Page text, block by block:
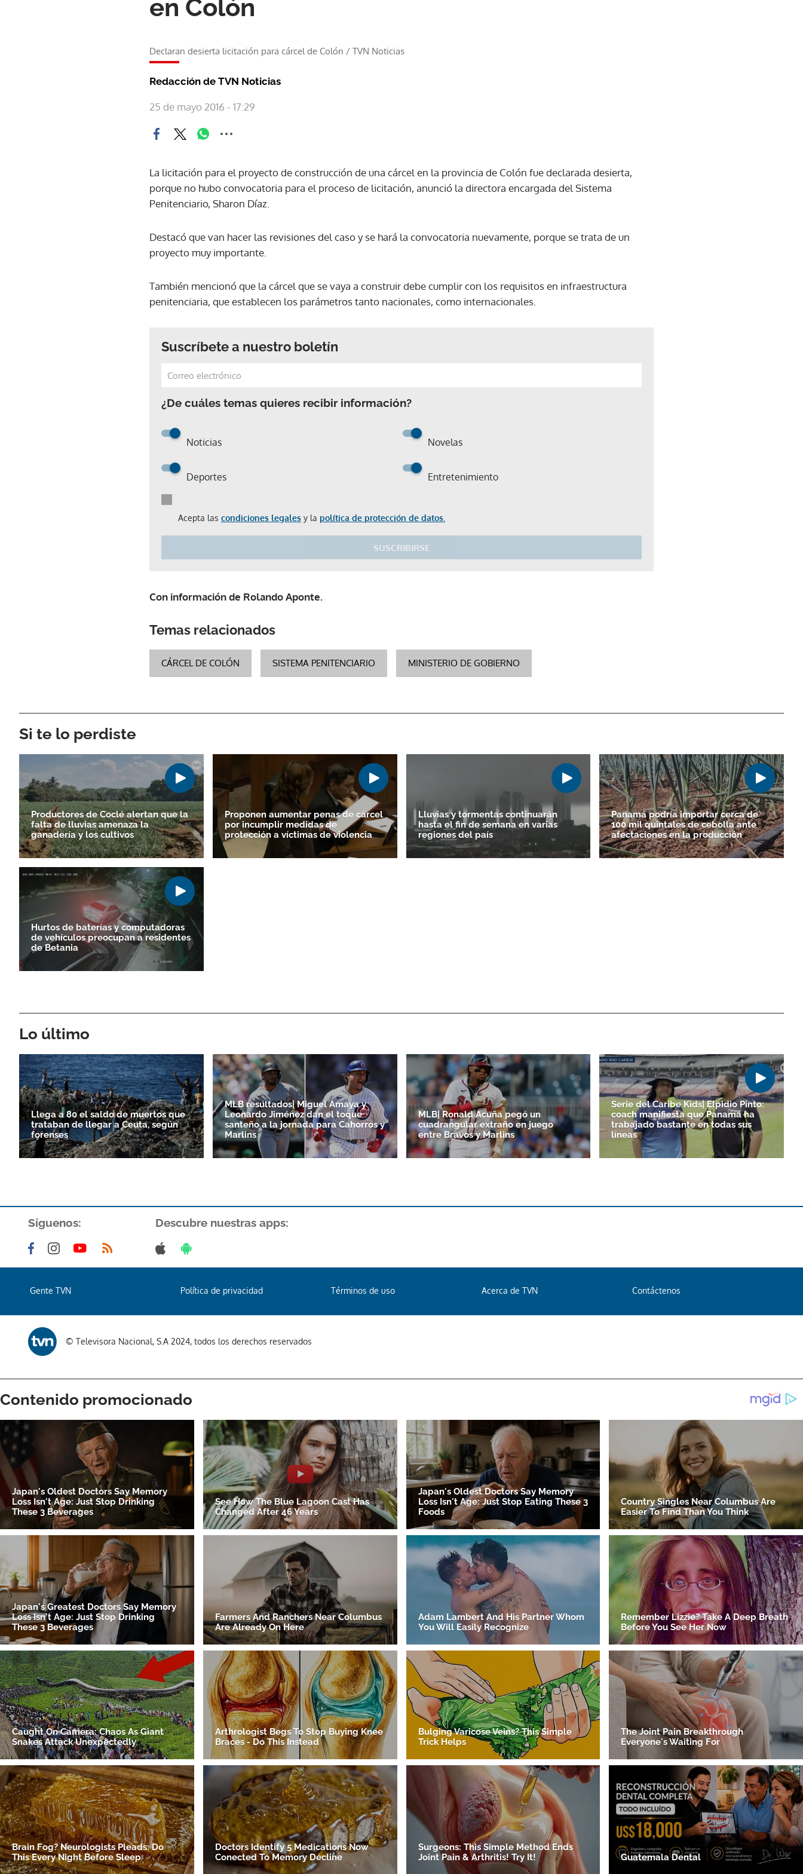
en Colón
Declaran desierta licitación para cárcel de Colón / TVN Noticias
Redacción de TVN Noticias
25 de mayo 2016 - 17:29
La licitación para el proyecto de construcción de una cárcel en la provincia de Colón fue declarada desierta,
porque no hubo convocatoria para el proceso de licitación, anunció la directora encargada del Sistema
Penitenciario, Sharon Díaz.
Destacó que van hacer las revisiones del caso y se hará la convocatoria nuevamente, porque se trata de un
proyecto muy importante.
También mencionó que la cárcel que se vaya a construir debe cumplir con los requisitos en infraestructura
penitenciaria, que establecen los parámetros tanto nacionales, como internacionales.
Suscríbete a nuestro boletín
¿De cuáles temas quieres recibir información?
Noticias Novelas
Deportes Entretenimiento
Acepta las condiciones legales y la política de protección de datos.
SUSCRIBIRSE
Gracias por suscribirte a nuestro boletín.
Con información de Rolando Aponte.
Temas relacionados
CÁRCEL DE COLÓN SISTEMA PENITENCIARIO MINISTERIO DE GOBIERNO
Si te lo perdiste
Productores de Coclé alertan que la
falta de lluvias amenaza la
ganadería y los cultivos
Proponen aumentar penas de cárcel
por incumplir medidas de
protección a víctimas de violencia
Lluvias y tormentas continuarán
hasta el fin de semana en varias
regiones del país
Panamá podría importar cerca de
100 mil quintales de cebolla ante
afectaciones en la producción
Hurtos de baterías y computadoras
de vehículos preocupan a residentes
de Betania
Lo último
Llega a 80 el saldo de muertos que
trataban de llegar a Ceuta, según
forenses
MLB resultados| Miguel Amaya y
Leonardo Jiménez dan el toque
santeño a la jornada para Cahorros y
Marlins
MLB| Ronald Acuña pegó un
cuadrangular extraño en juego
entre Bravos y Marlins
Serie del Caribe Kids| Elpidio Pinto:
coach manifiesta que Panamá ha
trabajado bastante en todas sus
líneas
Síguenos: Descubre nuestras apps:
Gente TVN Política de privacidad Términos de uso Acerca de TVN Contáctenos
© Televisora Nacional, S.A 2024, todos los derechos reservados